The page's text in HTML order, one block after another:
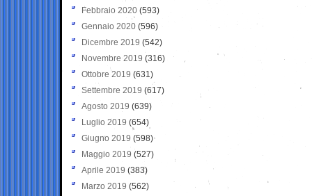
Febbraio 2020 (593)
Gennaio 2020 (596)
Dicembre 2019 (542)
Novembre 2019 (316)
Ottobre 2019 (631)
Settembre 2019 (617)
Agosto 2019 (639)
Luglio 2019 (654)
Giugno 2019 (598)
Maggio 2019 (527)
Aprile 2019 (383)
Marzo 2019 (562)